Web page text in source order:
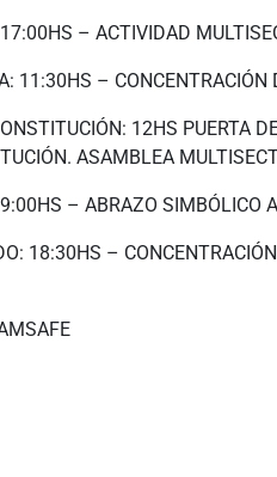
17:00HS – ACTIVIDAD
11:30HS – CONCENTRACIÓN
12HS PUERTA
ASAMBLEA
– ABRAZO SIMBÓLICO
18:30HS –